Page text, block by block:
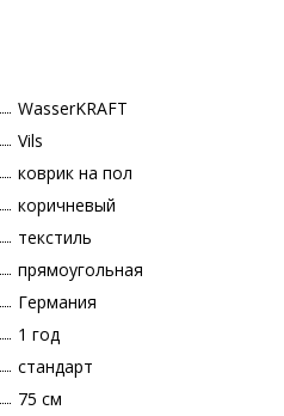
WasserKRAFT
Vils
коврик на пол
коричневый
текстиль
прямоугольная
Германия
1 год
стандарт
75 см